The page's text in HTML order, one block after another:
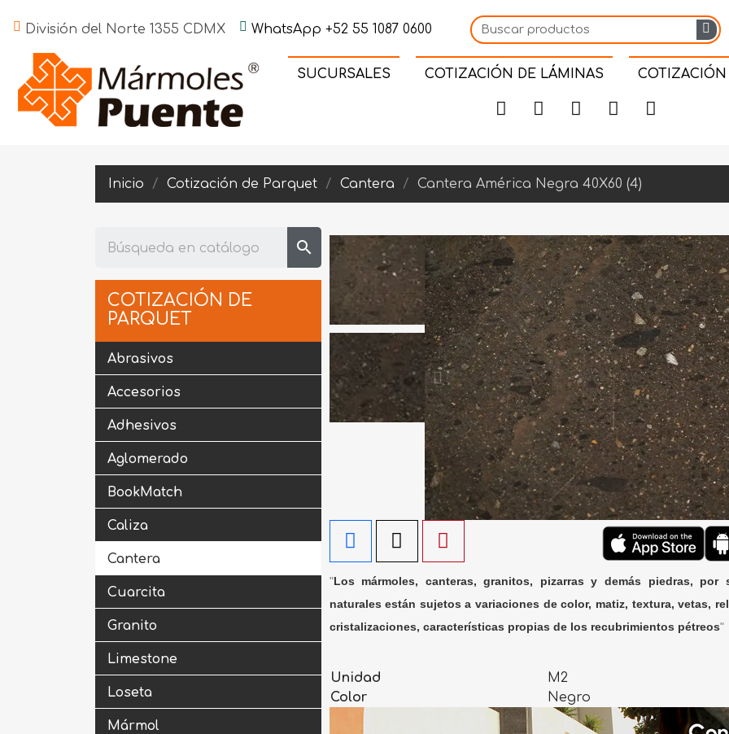
División del Norte 1355 CDMX WhatsApp +52 55 1087 0600
SUCURSALES COTIZACIÓN DE LÁMINAS COTIZACIÓN
Inicio Cotización de Parquet Cantera Cantera América Negra 40X60 (4)
search
COTIZACIÓN DE
PARQUET
Abrasivos
Accesorios
Adhesivos
Aglomerado
BookMatch
Caliza
Cantera
Cuarcita
Granito
Limestone
Loseta
Mármol
"Los mármoles, canteras, granitos, pizarras y demás piedras, por
naturales están sujetos a variaciones de color, matiz, textura, vetas,
cristalizaciones, características propias de los recubrimientos pétreos"
Unidad
M2
Color
Negro